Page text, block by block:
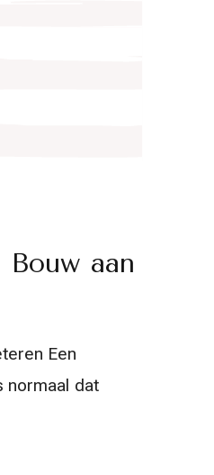
aan
Een
normaal dat